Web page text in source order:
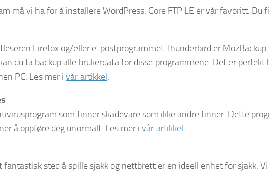
må vi ha for å installere WordPress. Core FTP LE er vår favoritt. Du
Firefox og/eller e-postprogrammet Thunderbird er
du ta backup alle brukerdata for disse programmene. Det er
PC. Les mer i vår artikkel.
som finner skadevare som ikke andre finner. Dette
å oppføre deg unormalt. Les mer i vår artikkel.
sted å spille sjakk og nettbrett er en ideell enhet for sjakk.